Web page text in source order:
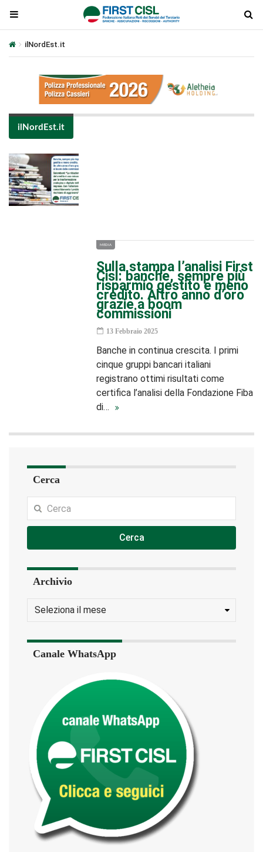
ilNordEst.it
ilNordEst.it
MEDIA
Sulla stampa l’analisi First
Cisl: banche, sempre più
risparmio gestito e meno
credito. Altro anno d’oro
grazie a boom
commissioni
13 Febbraio 2025
Banche in continua crescita. I primi
cinque gruppi bancari italiani
registrano ottimi risultati come
certifica l’analisi della Fondazione Fiba
di…
Cerca
Cerca
Archivio
Canale WhatsApp